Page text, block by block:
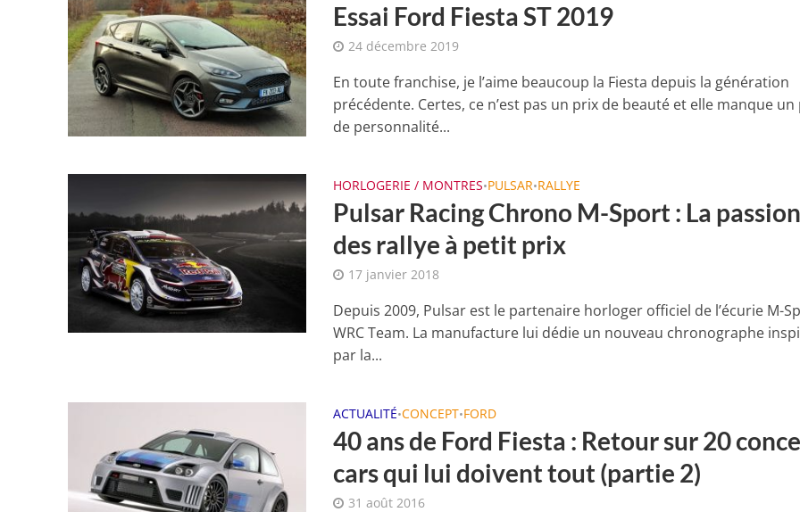
Essai Ford Fiesta ST 2019
24 décembre 2019
En toute franchise, je l’aime beaucoup la Fiesta depuis la génération
précédente. Certes, ce n’est pas un prix de beauté et elle manque un
de personnalité...
HORLOGERIE / MONTRES•PULSAR•RALLYE
Pulsar Racing Chrono M-Sport : La
des rallye à petit prix
17 janvier 2018
Depuis 2009, Pulsar est le partenaire horloger officiel de l’écurie M-
WRC Team. La manufacture lui dédie un nouveau chronographe
par la...
ACTUALITÉ•CONCEPT•FORD
40 ans de Ford Fiesta : Retour sur 20
cars qui lui doivent tout (partie 2)
31 août 2016